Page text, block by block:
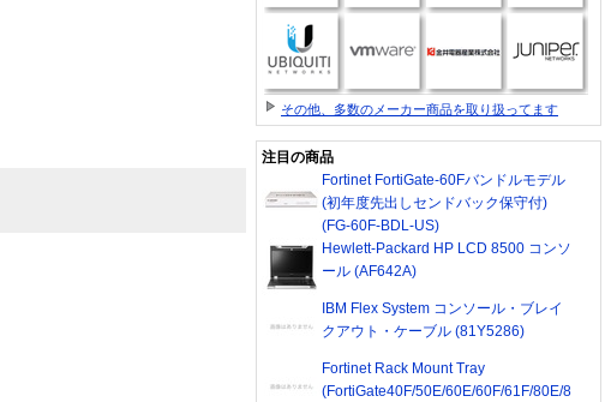
その他、多数のメーカー商品を取り扱ってます
注目の商品
Fortinet FortiGate-60Fバンドルモデル
(初年度先出しセンドバック保守付)
(FG-60F-BDL-US)
Hewlett-Packard HP LCD 8500 コンソ
ール (AF642A)
IBM Flex System コンソール・ブレイ
クアウト・ケーブル (81Y5286)
Fortinet Rack Mount Tray
(FortiGate40F/50E/60E/60F/61F/80E/8